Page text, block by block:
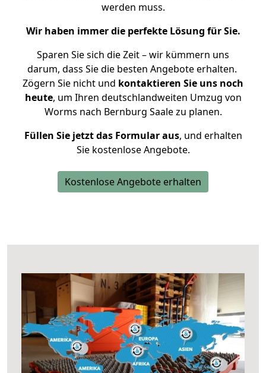
werden muss.
Wir haben immer die perfekte Lösung für Sie.
Sparen Sie sich die Zeit – wir kümmern uns
darum, dass Sie die besten Angebote erhalten.
Zögern Sie nicht und kontaktieren Sie uns noch
heute, um Ihren deutschlandweiten Umzug von
Worms nach Bernburg Saale zu planen.
Füllen Sie jetzt das Formular aus, und erhalten
Sie kostenlose Angebote.
Kostenlose Angebote erhalten